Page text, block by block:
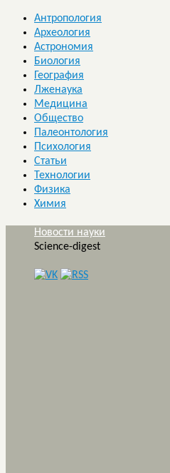
Антропология
Археология
Астрономия
Биология
География
Лженаука
Медицина
Общество
Палеонтология
Психология
Статьи
Технологии
Физика
Химия
Новости науки
Science-digest